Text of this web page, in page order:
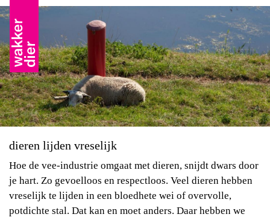
dieren lijden vreselijk
Hoe de vee-industrie omgaat met dieren, snijdt dwars door
je hart. Zo gevoelloos en respectloos. Veel dieren hebben
vreselijk te lijden in een bloedhete wei of overvolle,
potdichte stal. Dat kan en moet anders. Daar hebben we